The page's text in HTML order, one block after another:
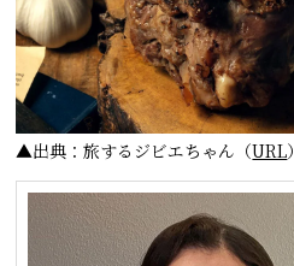
▲出典：旅するジビエちゃん（URL）